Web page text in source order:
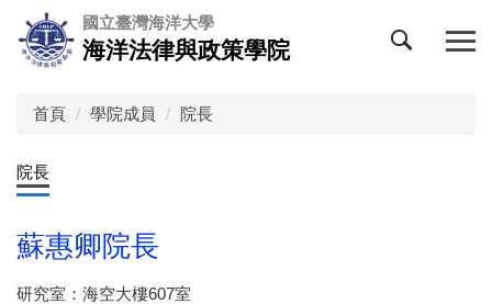
到
主
區
國立臺灣海洋大學
海洋法律與政策學院
首頁 學院成員 院長
院長
蘇惠卿院長
研究室：海空大樓607室